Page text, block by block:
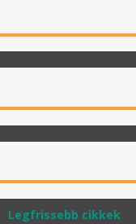
Legfrissebb cikkek